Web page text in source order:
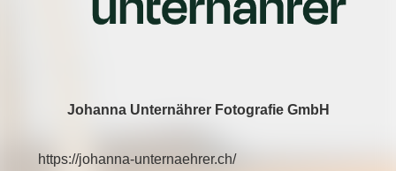
Johanna Unternährer Fotografie GmbH
https://johanna-unternaehrer.ch/